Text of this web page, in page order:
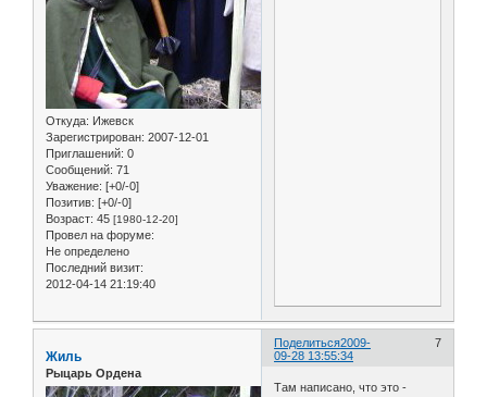
Откуда: Ижевск
Зарегистрирован: 2007-12-01
Приглашений: 0
Сообщений: 71
Уважение: [+0/-0]
Позитив: [+0/-0]
Возраст: 45 [1980-12-20]
Провел на форуме:
Не определено
Последний визит:
2012-04-14 21:19:40
Поделиться 7
2009-
09-28 13:55:34
Жиль
Рыцарь Ордена
Там написано, что это -